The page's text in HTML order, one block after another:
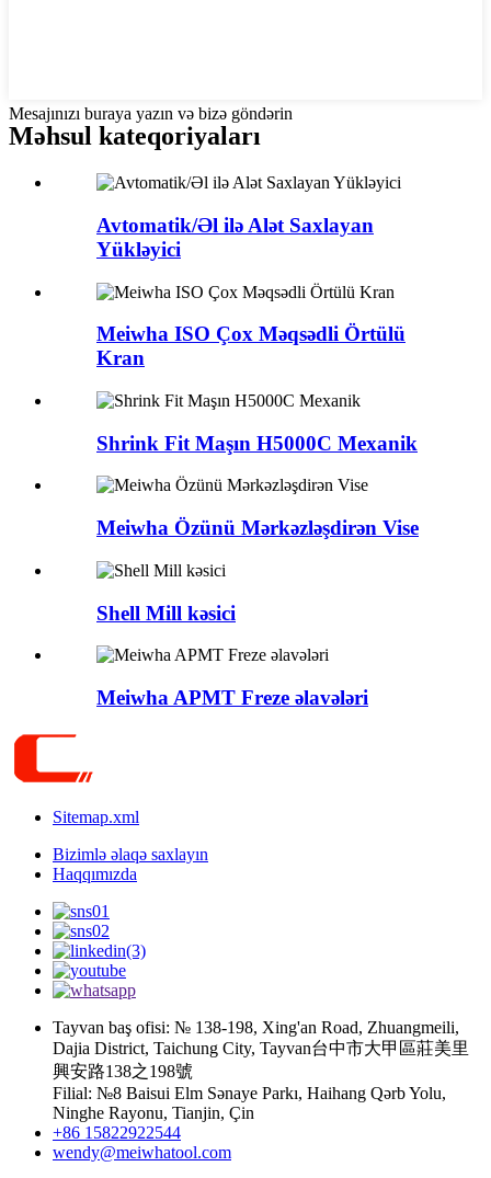
Mesajınızı buraya yazın və bizə göndərin
Məhsul kateqoriyaları
Avtomatik/Əl ilə Alət Saxlayan
Yükləyici
Meiwha ISO Çox Məqsədli Örtülü
Kran
Shrink Fit Maşın H5000C Mexanik
Meiwha Özünü Mərkəzləşdirən Vise
Shell Mill kəsici
Meiwha APMT Freze əlavələri
Sitemap.xml
Bizimlə əlaqə saxlayın
Haqqımızda
Tayvan baş ofisi: № 138-198, Xing'an Road, Zhuangmeili,
Dajia District, Taichung City, Tayvan台中市大甲區莊美里
興安路138之198號
Filial: №8 Baisui Elm Sənaye Parkı, Haihang Qərb Yolu,
Ninghe Rayonu, Tianjin, Çin
+86 15822922544
wendy@meiwhatool.com